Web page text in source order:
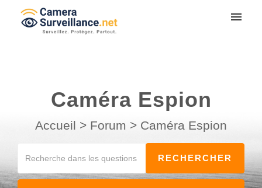
ConnexionCaméra Espion
Accueil > Forum > Caméra Espion